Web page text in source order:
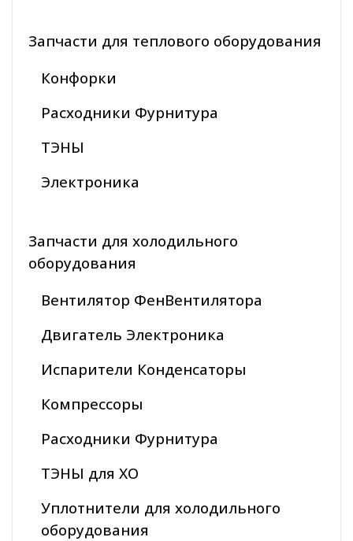
Запчасти для теплового оборудования
Конфорки
Расходники Фурнитура
ТЭНЫ
Электроника
Запчасти для холодильного
оборудования
Вентилятор ФенВентилятора
Двигатель Электроника
Испарители Конденсаторы
Компрессоры
Расходники Фурнитура
ТЭНЫ для ХО
Уплотнители для холодильного
оборудования